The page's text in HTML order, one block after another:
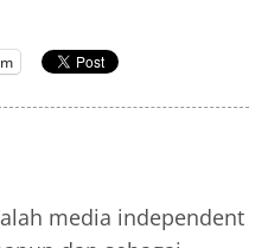
media independent